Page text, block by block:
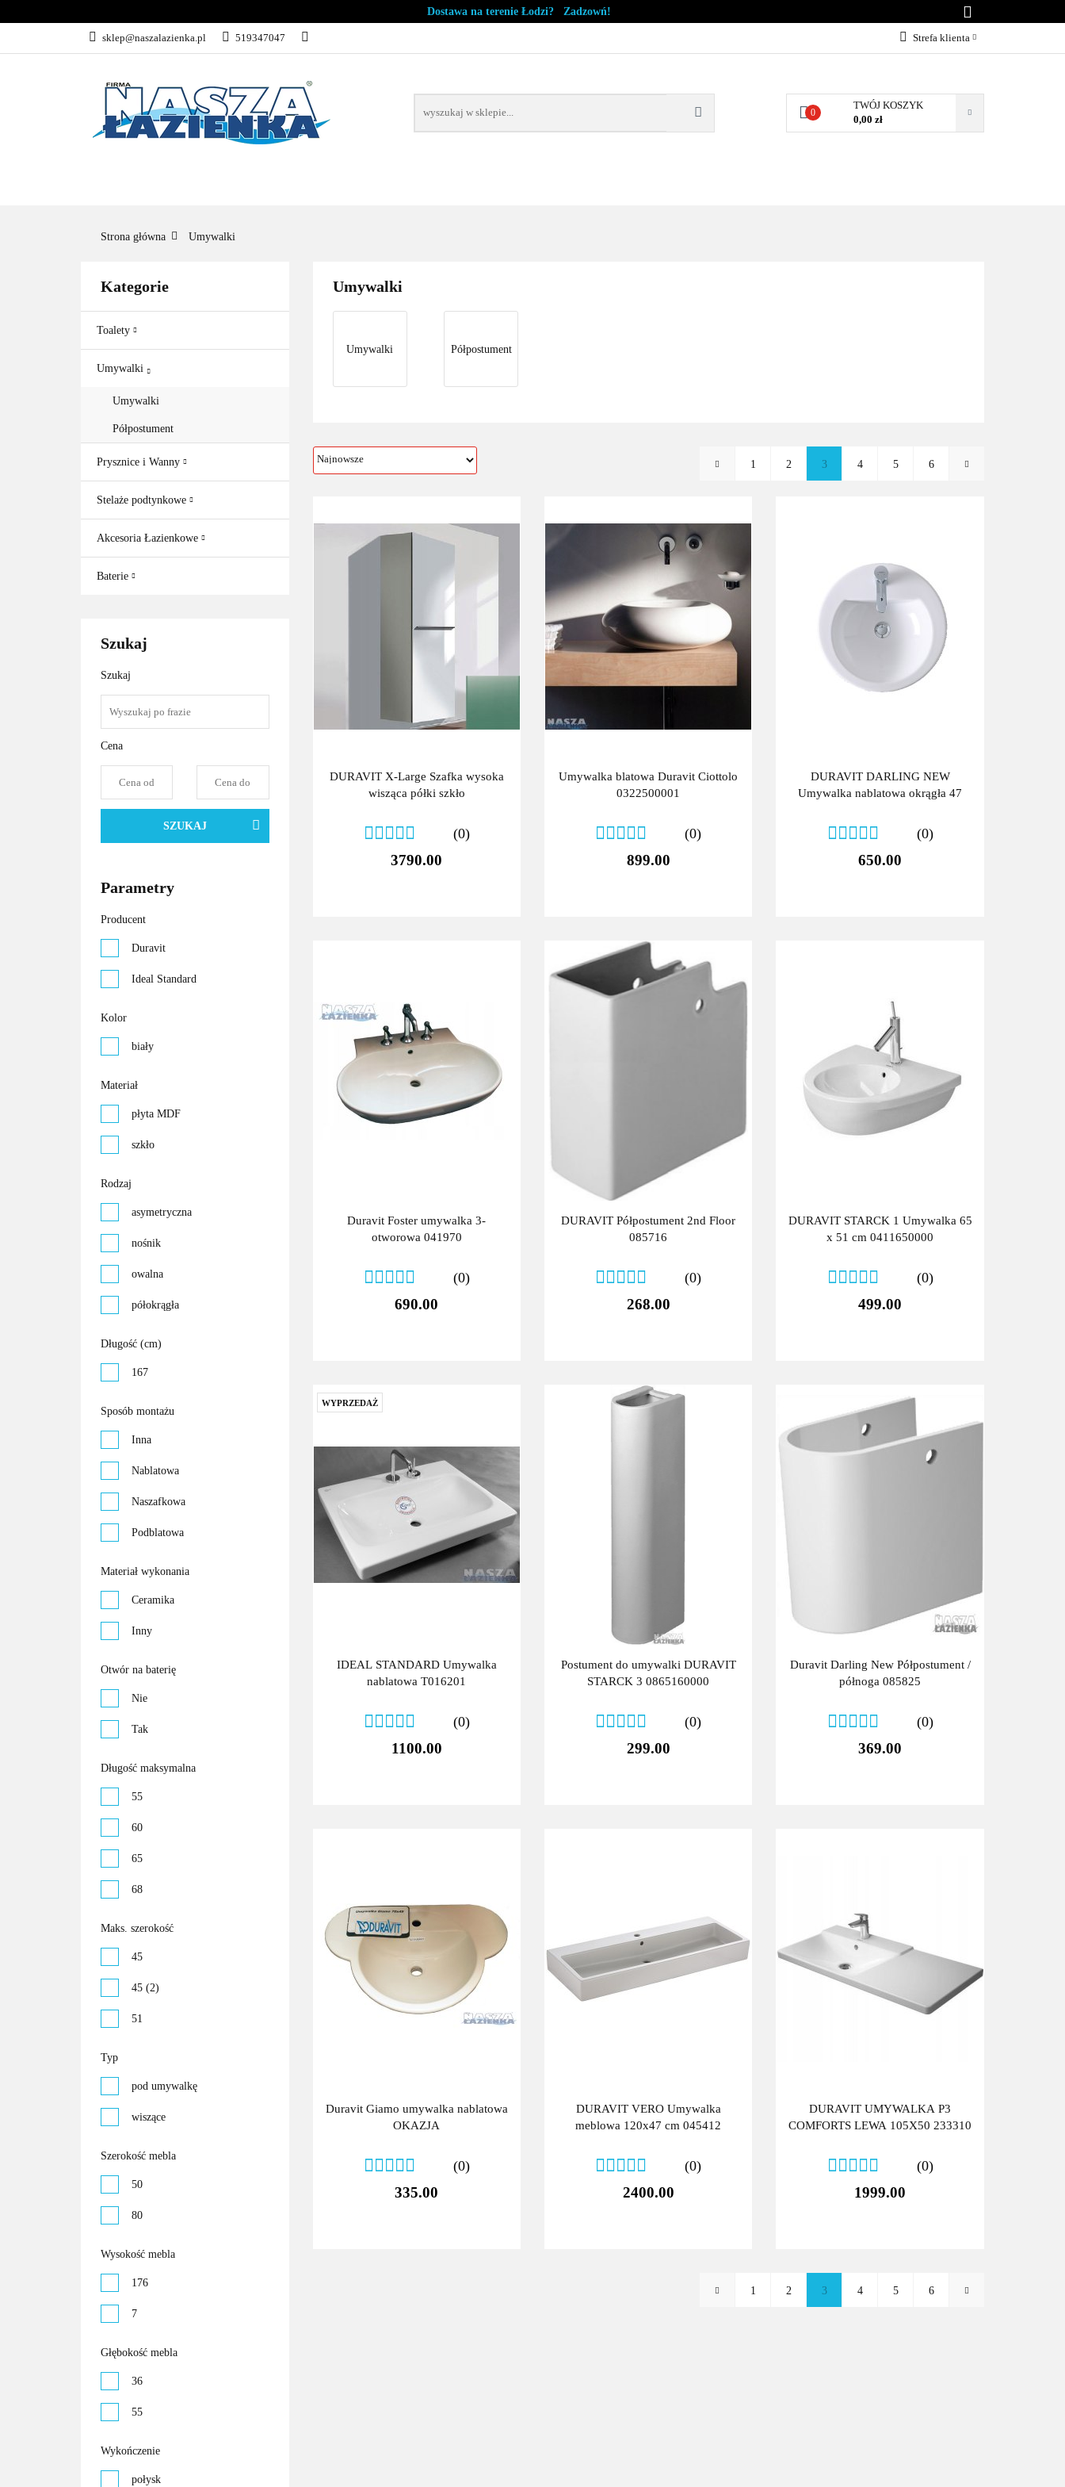
Dostawa na terenie Łodzi? Zadzowń!
sklep@naszalazienka.pl 519347047 Strefa klienta
Załóż konto
0
TWÓJ KOSZYK
0,00 zł
KATEGORIE WYPRZEDAŻ NOWOŚCI BESTSELLERY BLOG KONTAKT
Strona główna Umywalki
Kategorie
Toalety
Umywalki
Umywalki
Półpostument
Prysznice i Wanny
Stelaże podtynkowe
Akcesoria Łazienkowe
Baterie
Szukaj
Szukaj
Cena
SZUKAJ
Parametry
Producent
Duravit
Ideal Standard
Kolor
biały
Materiał
płyta MDF
szkło
Rodzaj
asymetryczna
nośnik
owalna
półokrągła
Długość (cm)
167
Sposób montażu
Inna
Nablatowa
Naszafkowa
Podblatowa
Ścienna
Materiał wykonania
Ceramika
Inny
Otwór na baterię
Nie
Tak
Długość maksymalna
55
60
65
68
Maks. szerokość
45
45 (2)
51
Typ
pod umywalkę
wiszące
Szerokość mebla
50
80
Wysokość mebla
176
7
Głębokość mebla
36
55
Wykończenie
połysk
Umywalki
Umywalki Półpostument
1 2 3 4 5 6
DURAVIT X-Large Szafka wysoka
wisząca półki szkło
(0)
3790.00
Umywalka blatowa Duravit Ciottolo
0322500001
(0)
899.00
DURAVIT DARLING NEW
Umywalka nablatowa okrągła 47
(0)
650.00
Duravit Foster umywalka 3-
otworowa 041970
(0)
690.00
DURAVIT Półpostument 2nd Floor
085716
(0)
268.00
DURAVIT STARCK 1 Umywalka 65
x 51 cm 0411650000
(0)
499.00
WYPRZEDAŻ
IDEAL STANDARD Umywalka
nablatowa T016201
(0)
1100.00
Postument do umywalki DURAVIT
STARCK 3 0865160000
(0)
299.00
Duravit Darling New Półpostument /
półnoga 085825
(0)
369.00
Duravit Giamo umywalka nablatowa
OKAZJA
(0)
335.00
DURAVIT VERO Umywalka
meblowa 120x47 cm 045412
(0)
2400.00
DURAVIT UMYWALKA P3
COMFORTS LEWA 105X50 233310
(0)
1999.00
1 2 3 4 5 6